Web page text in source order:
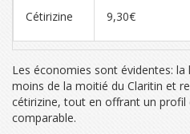
Cétirizine 9,30€
Les économies sont évidentes:
moins de la moitié du Claritin et
cétirizine, tout en offrant un profil
comparable.